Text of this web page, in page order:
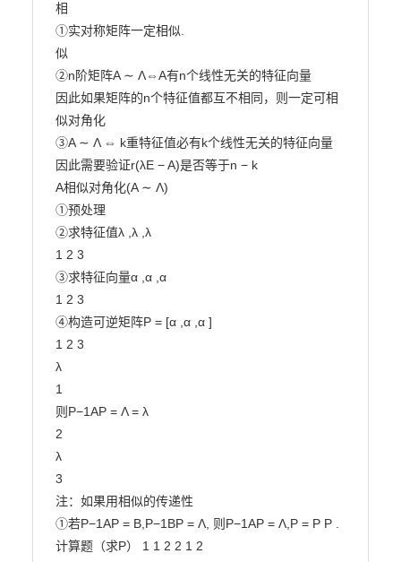
相
①实对称矩阵一定相似.
似
②n阶矩阵A ∼ Λ⇔A有n个线性无关的特征向量
因此如果矩阵的n个特征值都互不相同，则一定可相
似对角化
③A ∼ Λ ⇔ k重特征值必有k个线性无关的特征向量
因此需要验证r(λE − A)是否等于n − k
A相似对角化(A ∼ Λ)
①预处理
②求特征值λ ,λ ,λ
1 2 3
③求特征向量α ,α ,α
1 2 3
④构造可逆矩阵P = [α ,α ,α ]
1 2 3
λ
1
则P−1AP = Λ = λ
2
λ
3
注：如果用相似的传递性
①若P−1AP = B,P−1BP = Λ, 则P−1AP = Λ,P = P P .
计算题（求P） 1 1 2 2 1 2